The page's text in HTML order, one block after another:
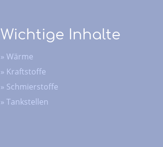
Wichtige Inhalte
»Wärme
» Kraftstoffe
» Schmierstoffe
»Tankstellen